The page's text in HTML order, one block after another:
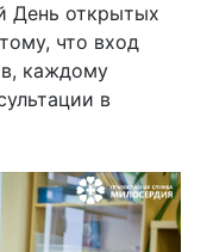
День открытых
что вход
каждому
в